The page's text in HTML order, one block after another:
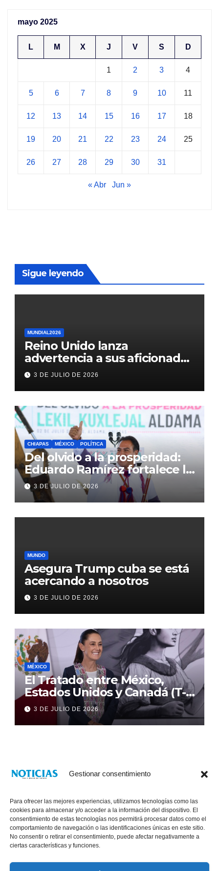
Gestionar consentimiento
Para ofrecer las mejores experiencias, utilizamos tecnologías como las
cookies para almacenar y/o acceder a la información del dispositivo. El
consentimiento de estas tecnologías nos permitirá procesar datos como el
comportamiento de navegación o las identificaciones únicas en este sitio.
No consentir o retirar el consentimiento, puede afectar negativamente a
ciertas características y funciones.
mayo 2025
L M X J V S D
1 2 3 4
5 6 7 8 9 10 11
12 13 14 15 16 17 18
19 20 21 22 23 24 25
26 27 28 29 30 31
« Abr Jun »
Sigue leyendo
MUNDIAL2026
Reino Unido lanza
advertencia a sus aficionados
antes del México vs
Inglaterra en el Mundial 2026
3 DE JULIO DE 2026
CHIAPAS MÉXICO POLÍTICA
Del olvido a la prosperidad:
Eduardo Ramírez fortalece la
transformación de Aldama
con inversión histórica
3 DE JULIO DE 2026
MUNDO
Asegura Trump cuba se está
acercando a nosotros
3 DE JULIO DE 2026
MÉXICO
El Tratado entre México,
Estados Unidos y Canadá (T-
MEC) se mantiene hasta el
2036: Presidenta Claudia
Sheinbaum
3 DE JULIO DE 2026
® Derechos Reservados 2026|